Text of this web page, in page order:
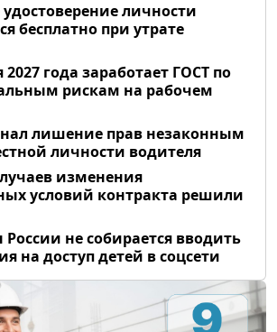
личности
бесплатно при утрате
2027 года заработает ГОСТ по
рискам на рабочем
лишение прав незаконным
личности водителя
изменения
условий контракта решили
не собирается вводить
на доступ детей в соцсети